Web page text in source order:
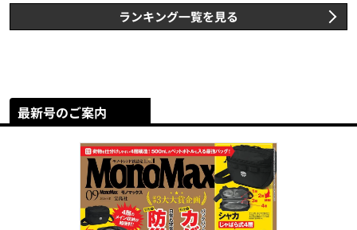
ランキング一覧を見る
最新号のご案内